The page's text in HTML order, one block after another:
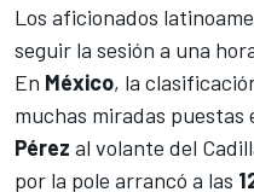
Los aficionados
seguir la sesión a una
En México, la
muchas miradas puestas
Pérez al volante del
por la pole arrancó a las